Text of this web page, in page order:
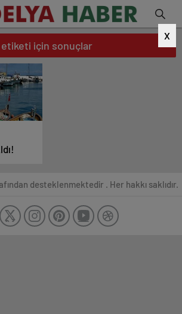
X
için sonuçlar
desteklenmektedir . Her hakkı saklıdır.